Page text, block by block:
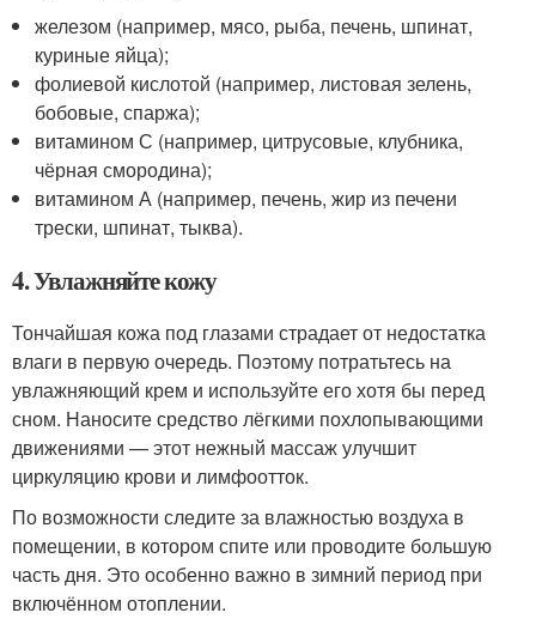
железом (например, мясо, рыба, печень, шпинат,
куриные яйца);
фолиевой кислотой (например, листовая зелень,
бобовые, спаржа);
витамином С (например, цитрусовые, клубника,
чёрная смородина);
витамином А (например, печень, жир из печени
трески, шпинат, тыква).
4. Увлажняйте кожу
Тончайшая кожа под глазами страдает от недостатка
влаги в первую очередь. Поэтому потратьтесь на
увлажняющий крем и используйте его хотя бы перед
сном. Наносите средство лёгкими похлопывающими
движениями — этот нежный массаж улучшит
циркуляцию крови и лимфоотток.
По возможности следите за влажностью воздуха в
помещении, в котором спите или проводите большую
часть дня. Это особенно важно в зимний период при
включённом отоплении.